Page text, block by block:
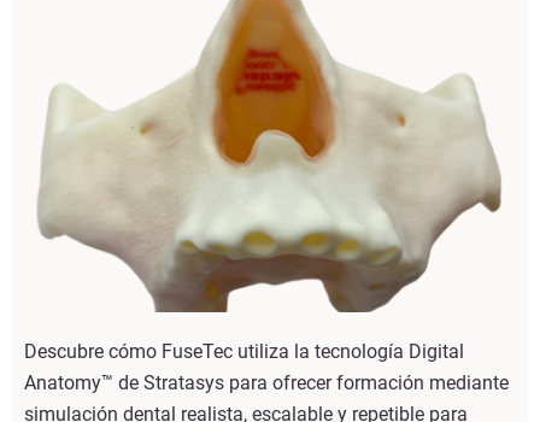
Descubre cómo FuseTec utiliza la tecnología Digital
Anatomy™ de Stratasys para ofrecer formación mediante
simulación dental realista, escalable y repetible para